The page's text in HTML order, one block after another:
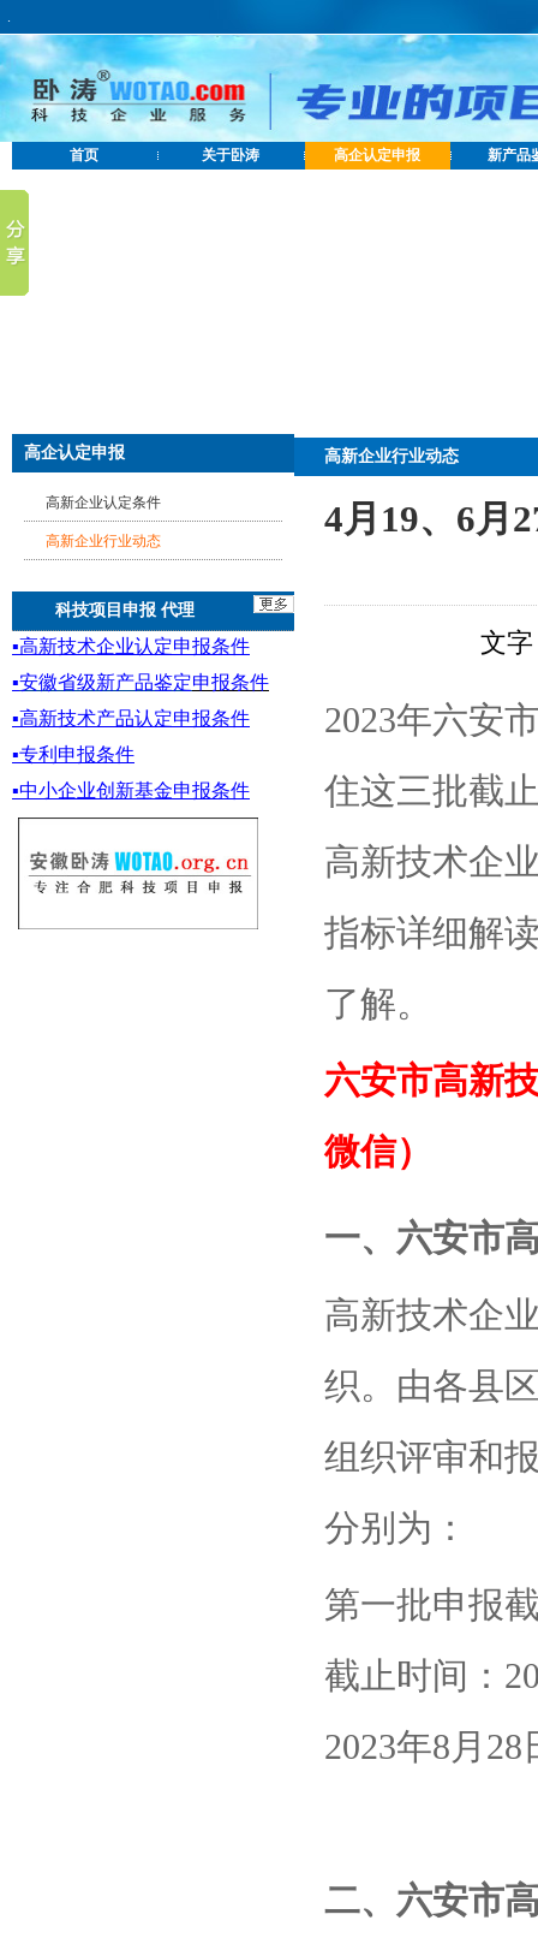
.
首页 关于卧涛 高企认定申报 新产品
高企认定申报
高新企业认定条件
高新企业行业动态
科技项目申报 代理
▪高新技术企业认定申报条件
▪安徽省级新产品鉴定申报条件
▪高新技术产品认定申报条件
▪专利申报条件
▪中小企业创新基金申报条件
高新企业行业动态
4月19、6月
文
2023年六安
住这三批截
高新技术企
指标详细解
了解。
六安市高新
微信）
一、六安市
高新技术企
织。由各县
组织评审和
分别为：
第一批申报
截止时间：
2023年8月28
二、 六安市